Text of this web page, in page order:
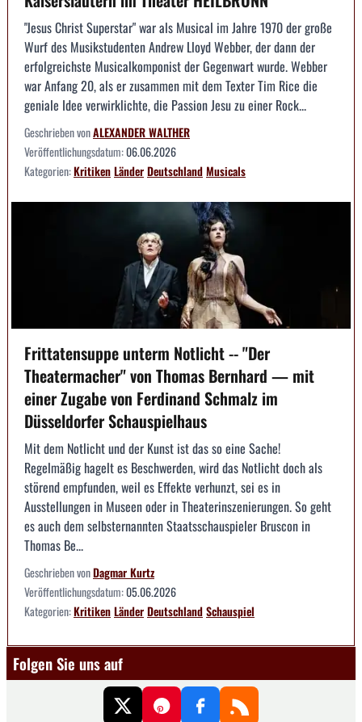
"Jesus Christ Superstar" war als Musical im Jahre 1970 der große
Wurf des Musikstudenten Andrew Lloyd Webber, der dann der
erfolgreichste Musicalkomponist der Gegenwart wurde. Webber
war Anfang 20, als er zusammen mit dem Texter Tim Rice die
geniale Idee verwirklichte, die Passion Jesu zu einer Rock...
Geschrieben vonALEXANDER WALTHER
Veröffentlichungsdatum:06.06.2026
Kategorien:KritikenLänderDeutschlandMusicals
Frittatensuppe unterm Notlicht -- "Der
Theatermacher" von Thomas Bernhard — mit
einer Zugabe von Ferdinand Schmalz im
Düsseldorfer Schauspielhaus
Mit dem Notlicht und der Kunst ist das so eine Sache!
Regelmäßig hagelt es Beschwerden, wird das Notlicht doch als
störend empfunden, weil es Effekte verhunzt, sei es in
Ausstellungen in Museen oder in Theaterinszenierungen. So geht
es auch dem selbsternannten Staatsschauspieler Bruscon in
Thomas Be...
Geschrieben vonDagmar Kurtz
Veröffentlichungsdatum:05.06.2026
Kategorien:KritikenLänderDeutschlandSchauspiel
Folgen Sie uns auf